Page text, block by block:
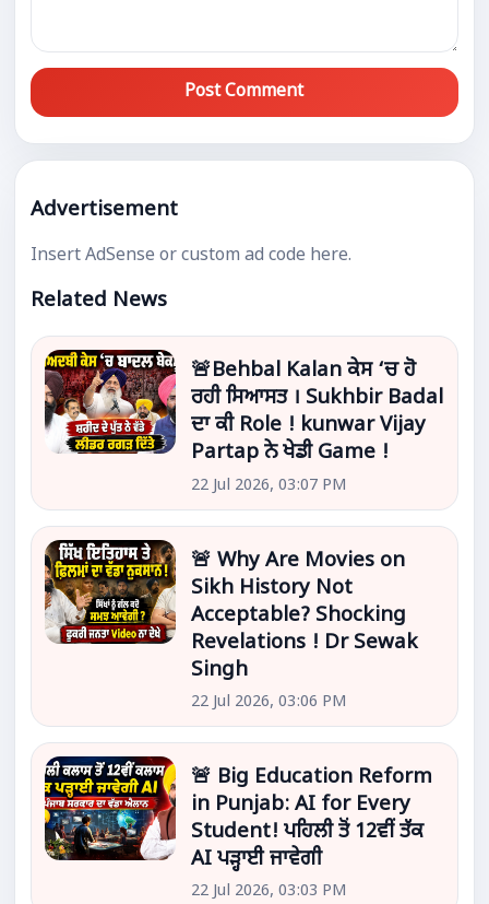
Post Comment
Advertisement
Insert AdSense or custom ad code here.
Related News
🚨Behbal Kalan ਕੇਸ ‘ਚ ਹੋ
ਰਹੀ ਸਿਆਸਤ । Sukhbir Badal
ਦਾ ਕੀ Role ! kunwar Vijay
Partap ਨੇ ਖੇਡੀ Game !
22 Jul 2026, 03:07 PM
🚨 Why Are Movies on
Sikh History Not
Acceptable? Shocking
Revelations ! Dr Sewak
Singh
22 Jul 2026, 03:06 PM
🚨 Big Education Reform
in Punjab: AI for Every
Student! ਪਹਿਲੀ ਤੋਂ 12ਵੀਂ ਤੱਕ
AI ਪੜ੍ਹਾਈ ਜਾਵੇਗੀ
22 Jul 2026, 03:03 PM